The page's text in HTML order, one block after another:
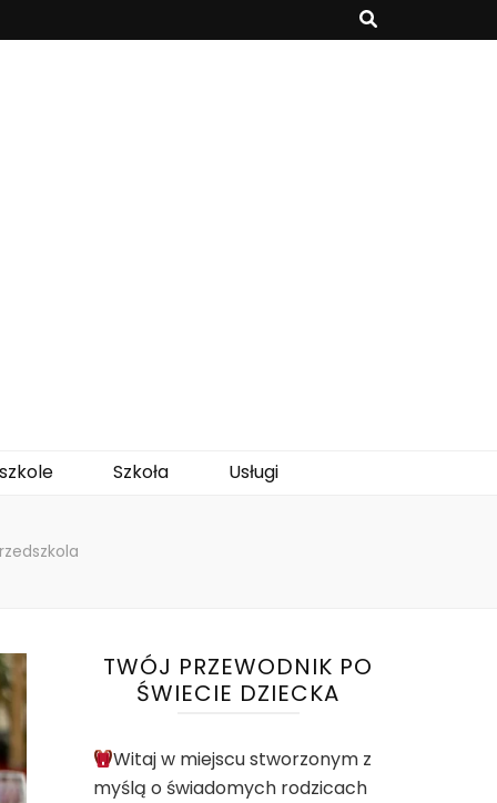
Szkoła Usługi
TWÓJ PRZEWODNIK PO
ŚWIECIE DZIECKA
Witaj w miejscu stworzonym z
myślą o świadomych rodzicach